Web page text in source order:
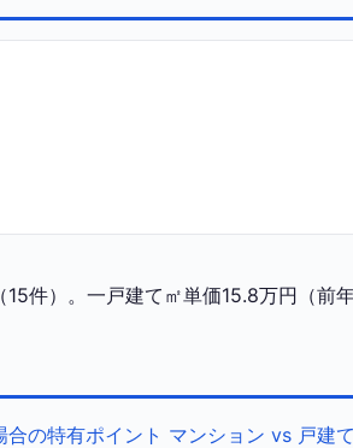
件）。一戸建て㎡単価15.8万円（前
の特有ポイント マンション vs 戸建